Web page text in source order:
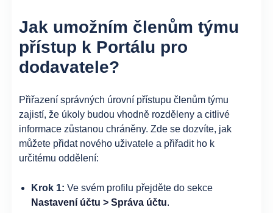
Jak umožním členům týmu
přístup k Portálu pro
dodavatele?
Přiřazení správných úrovní přístupu členům týmu
zajistí, že úkoly budou vhodně rozděleny a citlivé
informace zůstanou chráněny. Zde se dozvíte, jak
můžete přidat nového uživatele a přiřadit ho k
určitému oddělení:
Krok 1: Ve svém profilu přejděte do sekce
Nastavení účtu > Správa účtu.